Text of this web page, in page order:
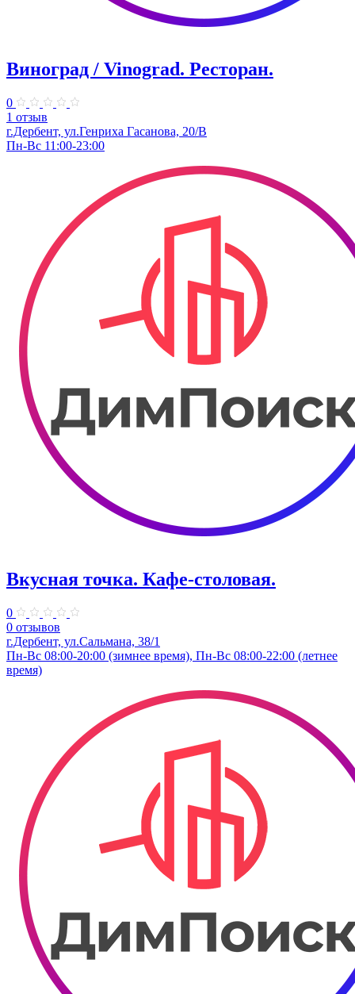
Виноград / Vinograd. Ресторан.
0
1 отзыв
г.Дербент, ​ул.Генриха Гасанова, 20/В
Пн-Вс 11:00-23:00
Вкусная точка. ​Кафе-столовая.
0
0 отзывов
г.Дербент, ​ул.​Сальмана, 38/1
Пн-Вс 08:00-20:00 (зимнее время), Пн-Вс 08:00-22:00 (летнее
время)